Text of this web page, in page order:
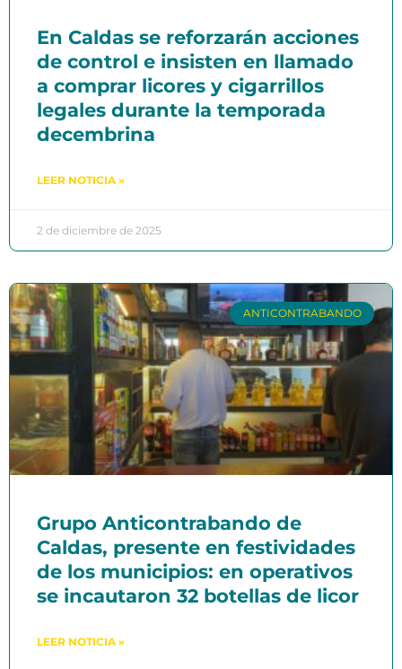
En Caldas se reforzarán acciones
de control e insisten en llamado
a comprar licores y cigarrillos
legales durante la temporada
decembrina
LEER NOTICIA »
2 de diciembre de 2025
ANTICONTRABANDO
Grupo Anticontrabando de
Caldas, presente en festividades
de los municipios: en operativos
se incautaron 32 botellas de licor
LEER NOTICIA »